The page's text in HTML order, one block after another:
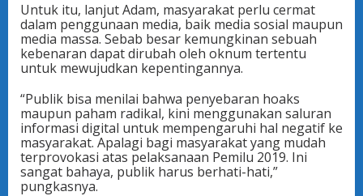
Untuk itu, lanjut Adam, masyarakat perlu cermat
dalam penggunaan media, baik media sosial maupun
media massa. Sebab besar kemungkinan sebuah
kebenaran dapat dirubah oleh oknum tertentu
untuk mewujudkan kepentingannya.
“Publik bisa menilai bahwa penyebaran hoaks
maupun paham radikal, kini menggunakan saluran
informasi digital untuk mempengaruhi hal negatif ke
masyarakat. Apalagi bagi masyarakat yang mudah
terprovokasi atas pelaksanaan Pemilu 2019. Ini
sangat bahaya, publik harus berhati-hati,”
pungkasnya.